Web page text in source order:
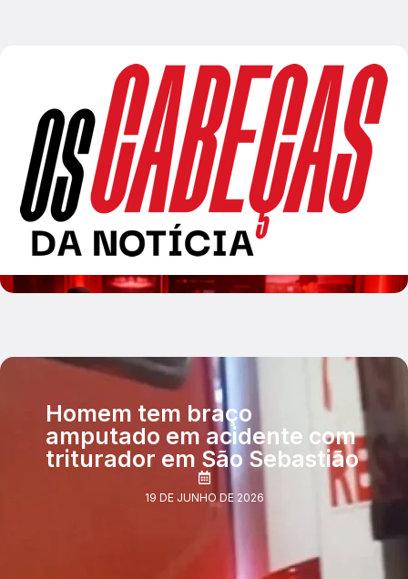
Homem tem braço
amputado em acidente com
triturador em São Sebastião
19 DE JUNHO DE 2026